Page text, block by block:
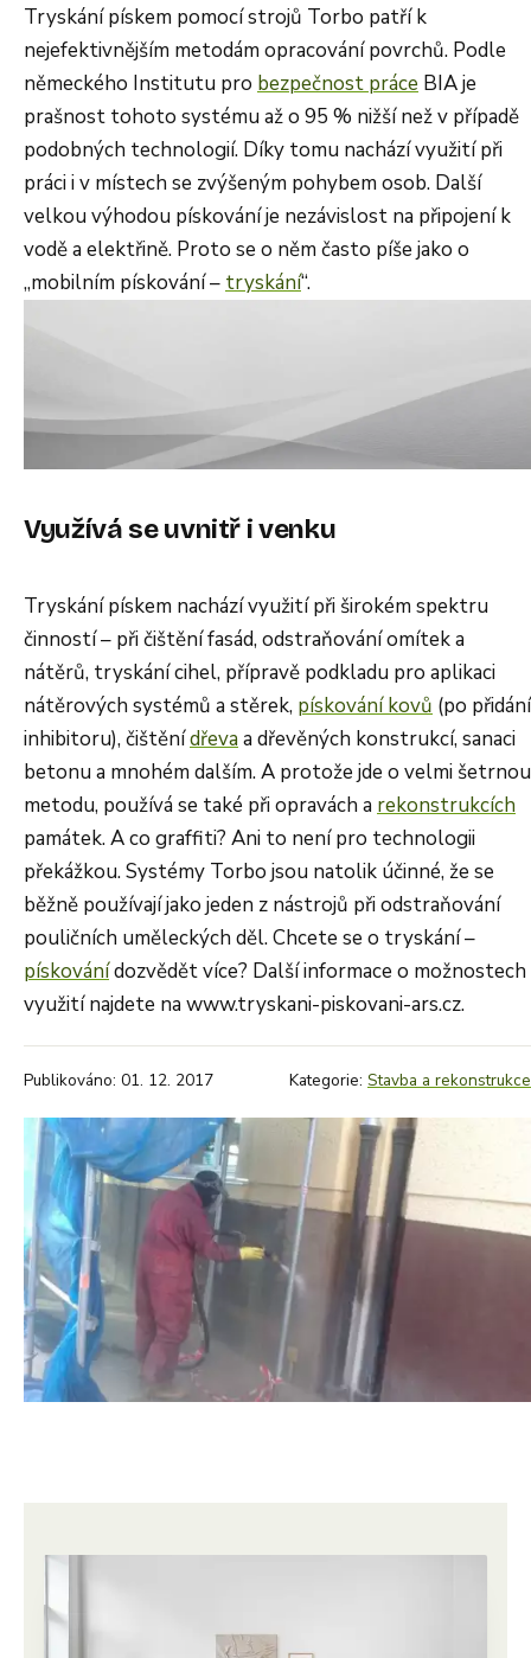
Tryskání pískem pomocí strojů Torbo patří k
nejefektivnějším metodám opracování povrchů. Podle
německého Institutu pro bezpečnost práce BIA je
prašnost tohoto systému až o 95 % nižší než v případě
podobných technologií. Díky tomu nachází využití při
práci i v místech se zvýšeným pohybem osob. Další
velkou výhodou pískování je nezávislost na připojení k
vodě a elektřině. Proto se o něm často píše jako o
„mobilním pískování – tryskání“.
Využívá se uvnitř i venku
Tryskání pískem nachází využití při širokém spektru
činností – při čištění fasád, odstraňování omítek a
nátěrů, tryskání cihel, přípravě podkladu pro aplikaci
nátěrových systémů a stěrek, pískování kovů (po přidání
inhibitoru), čištěnídřevaa dřevěných konstrukcí, sanaci
betonu a mnohém dalším. A protože jde o velmi šetrnou
metodu, používá se také při opravách a rekonstrukcích
památek. A co graffiti? Ani to není pro technologii
překážkou. Systémy Torbo jsou natolik účinné, že se
běžně používají jako jeden z nástrojů při odstraňování
pouličních uměleckých děl. Chcete se o tryskání –
pískovánídozvědět více? Další informace o možnostech
využití najdete na www.tryskani-piskovani-ars.cz.
Publikováno: 01. 12. 2017 Kategorie: Stavba a rekonstrukce